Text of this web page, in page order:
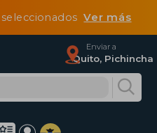
seleccionadosVer más
Enviar a
Quito, Pichincha